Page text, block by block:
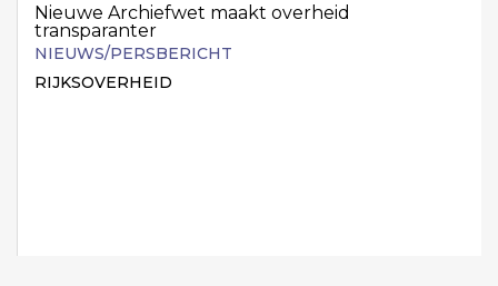
Nieuwe Archiefwet maakt overheid
transparanter
NIEUWS/PERSBERICHT
RIJKSOVERHEID